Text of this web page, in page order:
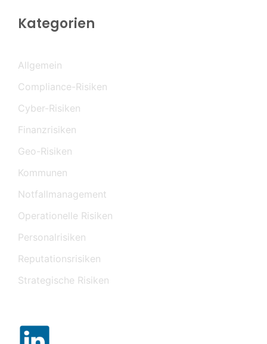
Kategorien
Allgemein
Compliance-Risiken
Cyber-Risiken
Finanzrisiken
Geo-Risiken
Kommunen
Notfallmanagement
Operationelle Risiken
Personalrisiken
Reputationsrisiken
Strategische Risiken